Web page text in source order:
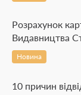
Розрахунок
Видавництва
Новина
10 причин